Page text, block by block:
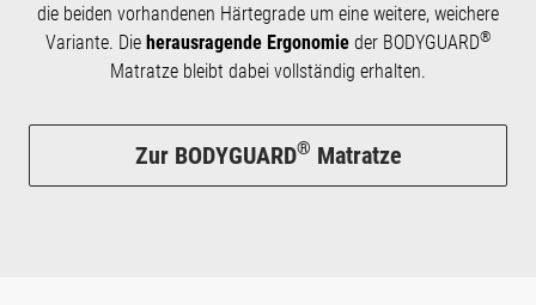
die beiden vorhandenen Härtegrade um eine weitere, weichere
Variante. Die herausragende Ergonomieder BODYGUARD®
Matratze bleibt dabei vollständig erhalten.
Zur BODYGUARD® Matratze